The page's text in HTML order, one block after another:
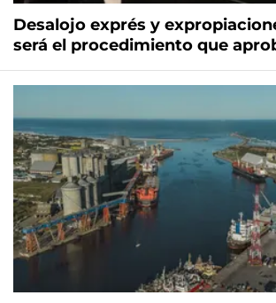
Desalojo exprés y
será el procedimiento que